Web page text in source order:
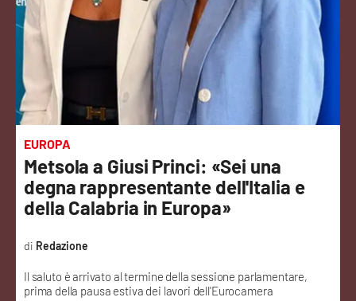
Sanità
Sport
Cultura
Podcast
Meteo
VIDEO
EUROPA
Metsola a Giusi Princi: «Sei una
degna rappresentante dell'Italia e
della Calabria in Europa»
Il saluto è arrivato al termine della sessione parlamentare,
prima della pausa estiva dei lavori dell'Eurocamera
Redazione